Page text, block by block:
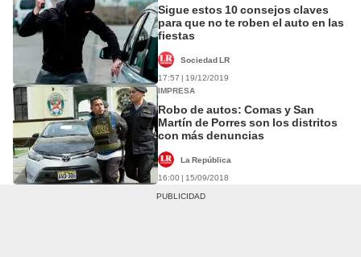
Sigue estos 10 consejos claves
para que no te roben el auto en las
fiestas
Sociedad LR
17:57 | 19/12/2019
IMPRESA
Robo de autos: Comas y San
Martín de Porres son los distritos
con más denuncias
La República
16:00 | 15/09/2018